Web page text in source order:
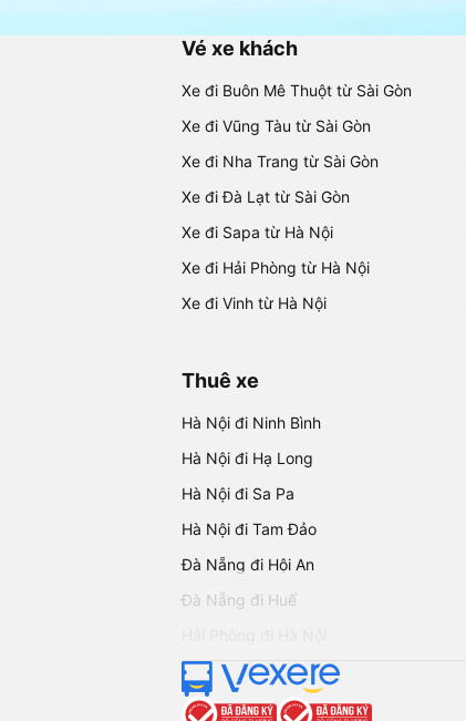
Vé xe khách
Xe đi Buôn Mê Thuột từ Sài Gòn
Xe đi Vũng Tàu từ Sài Gòn
Xe đi Nha Trang từ Sài Gòn
Xe đi Đà Lạt từ Sài Gòn
Xe đi Sapa từ Hà Nội
Xe đi Hải Phòng từ Hà Nội
Xe đi Vinh từ Hà Nội
Thuê xe
Hà Nội đi Ninh Bình
Hà Nội đi Hạ Long
Hà Nội đi Sa Pa
Hà Nội đi Tam Đảo
Đà Nẵng đi Hội An
Đà Nẵng đi Huế